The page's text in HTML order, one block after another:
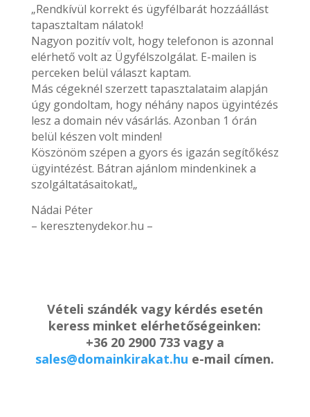
„Rendkívül korrekt és ügyfélbarát hozzáállást
tapasztaltam nálatok!
Nagyon pozitív volt, hogy telefonon is azonnal
elérhető volt az Ügyfélszolgálat. E-mailen is
perceken belül választ kaptam.
Más cégeknél szerzett tapasztalataim alapján
úgy gondoltam, hogy néhány napos ügyintézés
lesz a domain név vásárlás. Azonban 1 órán
belül készen volt minden!
Köszönöm szépen a gyors és igazán segítőkész
ügyintézést. Bátran ajánlom mindenkinek a
szolgáltatásaitokat!„
Nádai Péter
– keresztenydekor.hu –
Vételi szándék vagy kérdés esetén
keress minket elérhetőségeinken:
+36 20 2900 733 vagy a
sales@domainkirakat.hu e-mail címen.